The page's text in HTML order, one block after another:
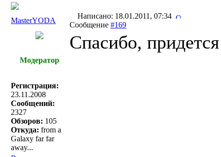
MasterYODA
Написано: 18.01.2011, 07:34
Сообщение #169
Модератор
Регистрация:
23.11.2008
Сообщений:
2327
Обзоров: 105
Откуда: from a
Galaxy far far
away...
Спасибо,